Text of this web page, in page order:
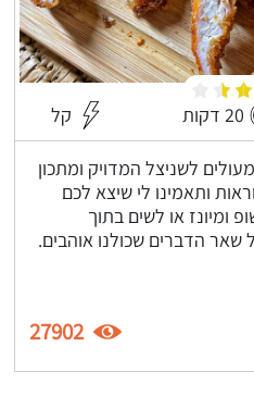
20 דקות קל
לשניצל המדויק ומתכון
ותאמינו לי שיצא לכם
ומיונז או לשים בתוך
הדברים שכולנו אוהבים.
27902